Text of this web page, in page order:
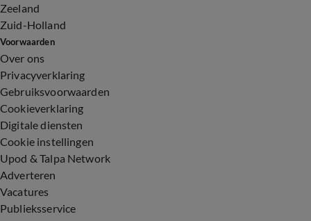
Zeeland
Zuid-Holland
Voorwaarden
Over ons
Privacyverklaring
Gebruiksvoorwaarden
Cookieverklaring
Digitale diensten
Cookie instellingen
Upod & Talpa Network
Adverteren
Vacatures
Publieksservice